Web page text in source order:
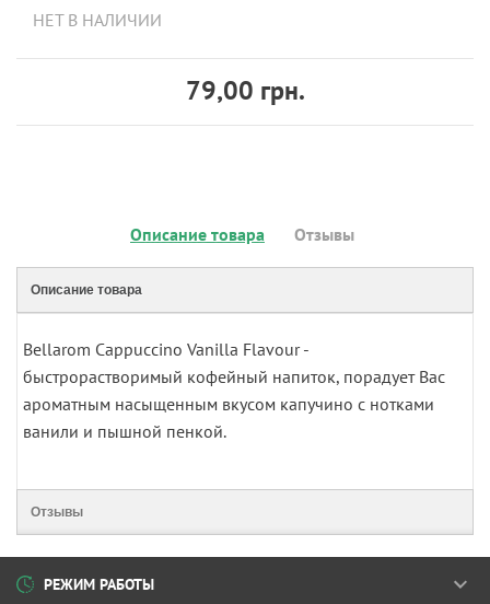
НЕТ В НАЛИЧИИ
79,00 грн.
Описание товара Отзывы
Описание товара
Bellarom Cappuccino Vanilla Flavour -
быстрорастворимый кофейный напиток, порадует Вас
ароматным насыщенным вкусом капучино с нотками
ванили и пышной пенкой.
Отзывы
РЕЖИМ РАБОТЫ